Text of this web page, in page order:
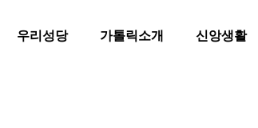
우리성당 가톨릭소개 신앙생활